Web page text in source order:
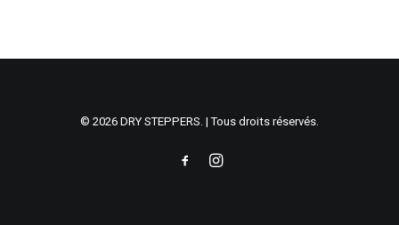
© 2026 DRY STEPPERS. | Tous droits réservés.